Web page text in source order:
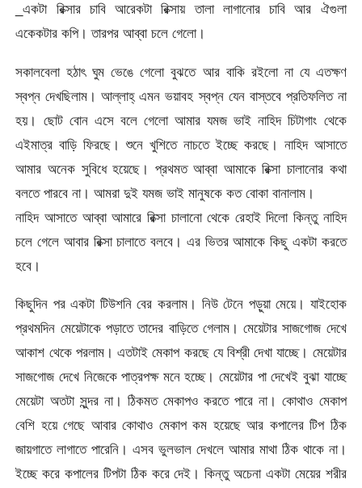
_একটা রিক্সার চাবি আরেকটা রিক্সায় তালা লাগানোর চাবি আর ঐগুলা
একেকটার কপি। তারপর আব্বা চলে গেলো।
সকালবেলা হঠাৎ ঘুম ভেঙে গেলো বুঝতে আর বাকি রইলো না যে এতক্ষণ
স্বপ্ন দেখছিলাম। আল্লাহ্‌ এমন ভয়াবহ স্বপ্ন যেন বাস্তবে প্রতিফলিত না
হয়। ছোট বোন এসে বলে গেলো আমার যমজ ভাই নাহিদ চিটাগাং থেকে
এইমাত্র বাড়ি ফিরছে। শুনে খুশিতে নাচতে ইচ্ছে করছে। নাহিদ আসাতে
আমার অনেক সুবিধে হয়েছে। প্রথমত আব্বা আমাকে রিক্সা চালানোর কথা
বলতে পারবে না। আমরা দুই যমজ ভাই মানুষকে কত বোকা বানালাম।
নাহিদ আসাতে আব্বা আমারে রিক্সা চালানো থেকে রেহাই দিলো কিন্তু নাহিদ
চলে গেলে আবার রিক্সা চালাতে বলবে। এর ভিতর আমাকে কিছু একটা করতে
হবে।
কিছুদিন পর একটা টিউশনি বের করলাম। নিউ টেনে পড়ুয়া মেয়ে। যাইহোক
প্রথমদিন মেয়েটাকে পড়াতে তাদের বাড়িতে গেলাম। মেয়েটার সাজগোজ দেখে
আকাশ থেকে পরলাম। এতটাই মেকাপ করছে যে বিশ্রী দেখা যাচ্ছে। মেয়েটার
সাজগোজ দেখে নিজেকে পাত্রপক্ষ মনে হচ্ছে। মেয়েটার পা দেখেই বুঝা যাচ্ছে
মেয়েটা অতটা সুন্দর না। ঠিকমত মেকাপও করতে পারে না। কোথাও মেকাপ
বেশি হয়ে গেছে আবার কোথাও মেকাপ কম হয়েছে আর কপালের টিপ ঠিক
জায়গাতে লাগাতে পারেনি। এসব ভুলভাল দেখলে আমার মাথা ঠিক থাকে না।
ইচ্ছে করে কপালের টিপটা ঠিক করে দেই। কিন্তু অচেনা একটা মেয়ের শরীর